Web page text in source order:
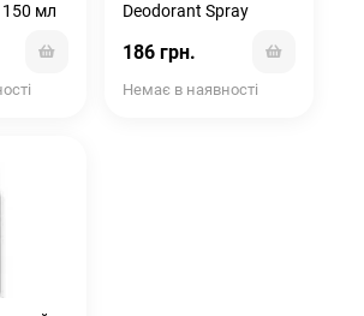
150 мл
Deodorant Spray
мл
186 грн.
Немає в наявності